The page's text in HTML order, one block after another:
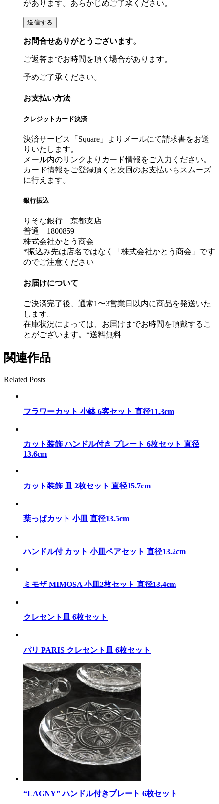
があります。あらかじめご了承ください。
お問合せありがとうございます。
ご返答までお時間を頂く場合があります。
予めご了承ください。
お支払い方法
クレジットカード決済
決済サービス「Square」よりメールにて請求書をお送
りいたします。
メール内のリンクよりカード情報をご入力ください。
カード情報をご登録頂くと次回のお支払いもスムーズ
に行えます。
銀行振込
りそな銀行 京都支店
普通 1800859
株式会社かとう商会
*振込み先は店名ではなく「株式会社かとう商会」です
のでご注意ください
お届けについて
ご決済完了後、通常1〜3営業日以内に商品を発送いた
します。
在庫状況によっては、お届けまでお時間を頂戴するこ
とがございます。*送料無料
関連作品
Related Posts
フラワーカット 小鉢 6客セット 直径11.3cm
カット装飾 ハンドル付き プレート 6枚セット 直径
13.6cm
カット装飾 皿 2枚セット 直径15.7cm
葉っぱカット 小皿 直径13.5cm
ハンドル付 カット 小皿ペアセット 直径13.2cm
ミモザ MIMOSA 小皿2枚セット 直径13.4cm
クレセント皿 6枚セット
パリ PARIS クレセント皿 6枚セット
“LAGNY” ハンドル付きプレート 6枚セット